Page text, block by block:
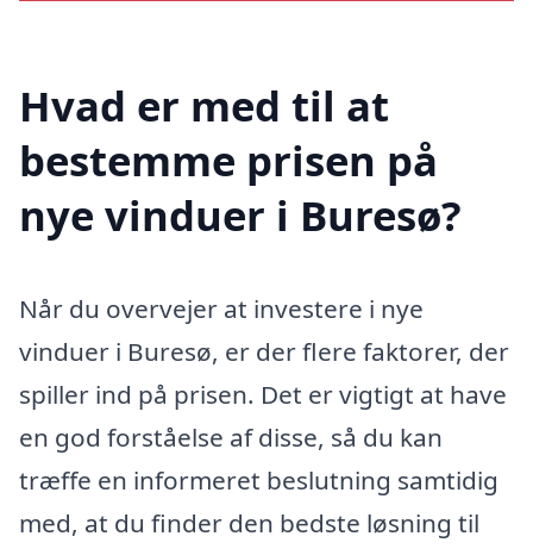
Hvad er med til at
bestemme prisen på
nye vinduer i Buresø?
Når du overvejer at investere i nye
vinduer i Buresø, er der flere faktorer, der
spiller ind på prisen. Det er vigtigt at have
en god forståelse af disse, så du kan
træffe en informeret beslutning samtidig
med, at du finder den bedste løsning til